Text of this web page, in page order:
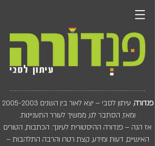
פנדורה, עיתון לסבי – יצא לאור בין השנים 2005-2003
ומאז, הסתבר לנו, ממשיך לעורר התעניינות.
אז הנה – פנדורה ההיסטורית לעיונך: הכתבות, הטורים
האישיים, דעות ומידע, קצת רטרו והרבה התלהבות –